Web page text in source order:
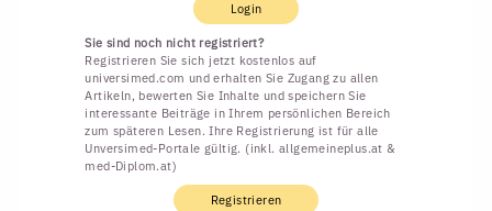
Login
Sie sind noch nicht registriert?
Registrieren Sie sich jetzt kostenlos auf
universimed.com und erhalten Sie Zugang zu allen
Artikeln, bewerten Sie Inhalte und speichern Sie
interessante Beiträge in Ihrem persönlichen Bereich
zum späteren Lesen. Ihre Registrierung ist für alle
Unversimed-Portale gültig. (inkl. allgemeineplus.at &
med-Diplom.at)
Registrieren